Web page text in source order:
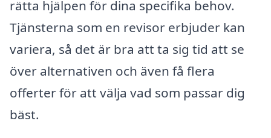
rätta hjälpen för dina specifika behov.
Tjänsterna som en revisor erbjuder kan
variera, så det är bra att ta sig tid att se
över alternativen och även få flera
offerter för att välja vad som passar dig
bäst.